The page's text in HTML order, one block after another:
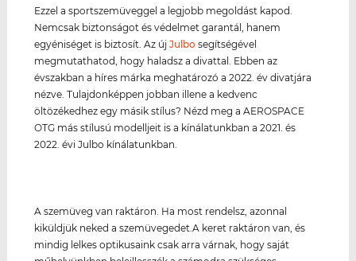
Ezzel a sportszemüveggel a legjobb megoldást kapod.
Nemcsak biztonságot és védelmet garantál, hanem
egyéniséget is biztosít. Az újJulbo segítségével
megmutathatod, hogy haladsz a divattal. Ebben az
évszakban a híres márka meghatározó a 2022. év divatjára
nézve. Tulajdonképpen jobban illene a kedvenc
öltözékedhez egy másik stílus? Nézd meg a AEROSPACE
OTG más stílusú modelljeit is a kínálatunkban a 2021. és
2022. évi Julbo kínálatunkban.
A szemüveg van raktáron. Ha most rendelsz, azonnal
kiküldjük neked a szemüvegedet.A keret raktáron van, és
mindig lelkes optikusaink csak arra várnak, hogy saját